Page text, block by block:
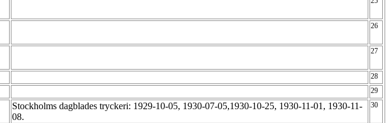
26
27
28
29
Stockholms dagblades tryckeri: 1929-10-05, 1930-07-05,1930-10-25, 1930-11-01, 1930-11-
08.
30